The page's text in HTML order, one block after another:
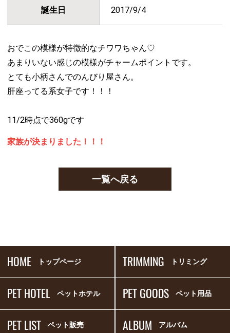
誕生日 2017/9/4
おでこの模様が特徴的なチワワちゃん♡
あまりいない感じの模様がチャームポイントです。
とても小柄さんでのんびり屋さん。
肝座ってる系女子です！！！
11/2時点で360gです
家族が決まりました！！！
一覧へ戻る
HOME トップページ TRIMMING トリミング
PET HOTEL ペットホテル PET GOODS ペット用品
PET LIST ペット販売 ALBUM アルバム